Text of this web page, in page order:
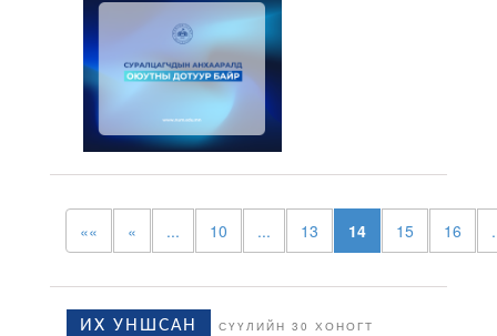
«« « ... 10 ... 13 14 15 16
ИХ УНШСАН СҮҮЛИЙН 30 ХОНОГТ